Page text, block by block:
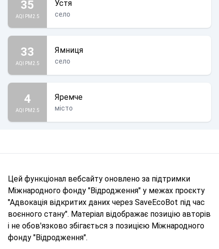
35
AQI PM2.5
Устя
село
33
AQI PM2.5
Ямниця
село
4
AQI PM2.5
Яремче
місто
Цей функціонал вебсайту оновлено за підтримки
Міжнародного фонду "Відродження" у межах проєкту
"Адвокація відкритих даних через SaveEcoBot під час
воєнного стану". Матеріал відображає позицію авторів
і не обов'язково збігається з позицією Міжнародного
фонду "Відродження".